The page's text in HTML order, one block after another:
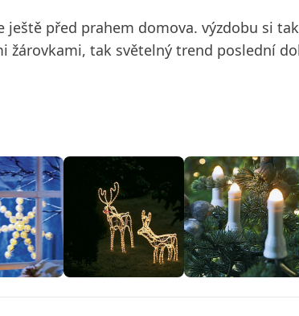
ještě před prahem domova. výzdobu si
tak světelný trend poslední